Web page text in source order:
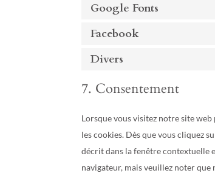
Google Fonts
Facebook
Divers
7. Consentement
Lorsque vous visitez notre site
les cookies. Dès que vous cliquez
décrit dans la fenêtre contextuelle
navigateur, mais veuillez noter